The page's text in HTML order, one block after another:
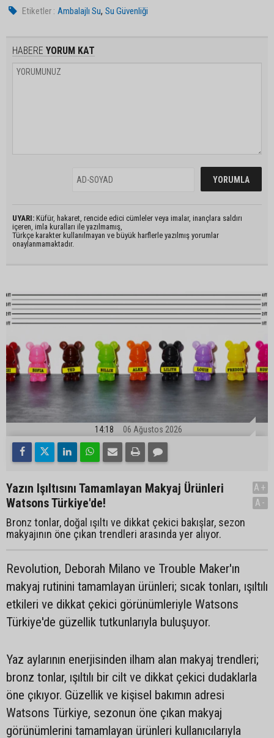
Etiketler : Ambalajlı Su,Su Güvenliği
HABERE YORUM KAT
UYARI: Küfür, hakaret, rencide edici cümleler veya imalar, inançlara saldırı
içeren, imla kuralları ile yazılmamış,
Türkçe karakter kullanılmayan ve büyük harflerle yazılmış yorumlar
onaylanmamaktadır.
14:18 06 Ağustos 2026
Yazın Işıltısını Tamamlayan Makyaj Ürünleri
Watsons Türkiye'de!
Bronz tonlar, doğal ışıltı ve dikkat çekici bakışlar, sezon
makyajının öne çıkan trendleri arasında yer alıyor.
A+
A-
Revolution, Deborah Milano ve Trouble Maker'ın
makyaj rutinini tamamlayan ürünleri; sıcak tonları, ışıltılı
etkileri ve dikkat çekici görünümleriyle Watsons
Türkiye'de güzellik tutkunlarıyla buluşuyor.
Yaz aylarının enerjisinden ilham alan makyaj trendleri;
bronz tonlar, ışıltılı bir cilt ve dikkat çekici dudaklarla
öne çıkıyor. Güzellik ve kişisel bakımın adresi
Watsons Türkiye, sezonun öne çıkan makyaj
görünümlerini tamamlayan ürünleri kullanıcılarıyla